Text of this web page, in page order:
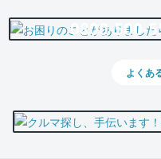
0800-500-
よくあ